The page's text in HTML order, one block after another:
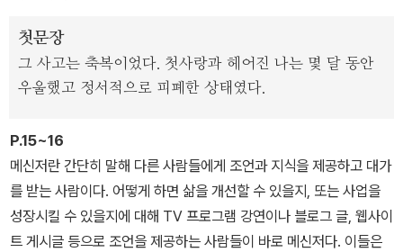
첫문장
그 사고는 축복이었다. 첫사랑과 헤어진 나는 몇 달 동안
우울했고 정서적으로 피폐한 상태였다.
P.15~16
메신저란 간단히 말해 다른 사람들에게 조언과 지식을 제공하고 대가
를 받는 사람이다. 어떻게 하면 삶을 개선할 수 있을지, 또는 사업을
성장시킬 수 있을지에 대해 TV 프로그램 강연이나 블로그 글, 웹사이
트 게시글 등으로 조언을 제공하는 사람들이 바로 메신저다. 이들은